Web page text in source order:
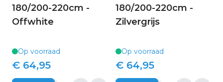
180/200-220cm -
Offwhite
Op voorraad
€ 64,95
180/200-220cm -
Zilvergrijs
Op voorraad
€ 64,95